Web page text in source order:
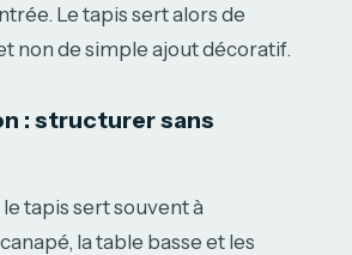
Le tapis sert alors de
non de simple ajout décoratif.
: structurer sans
le tapis sert souvent à
la table basse et les